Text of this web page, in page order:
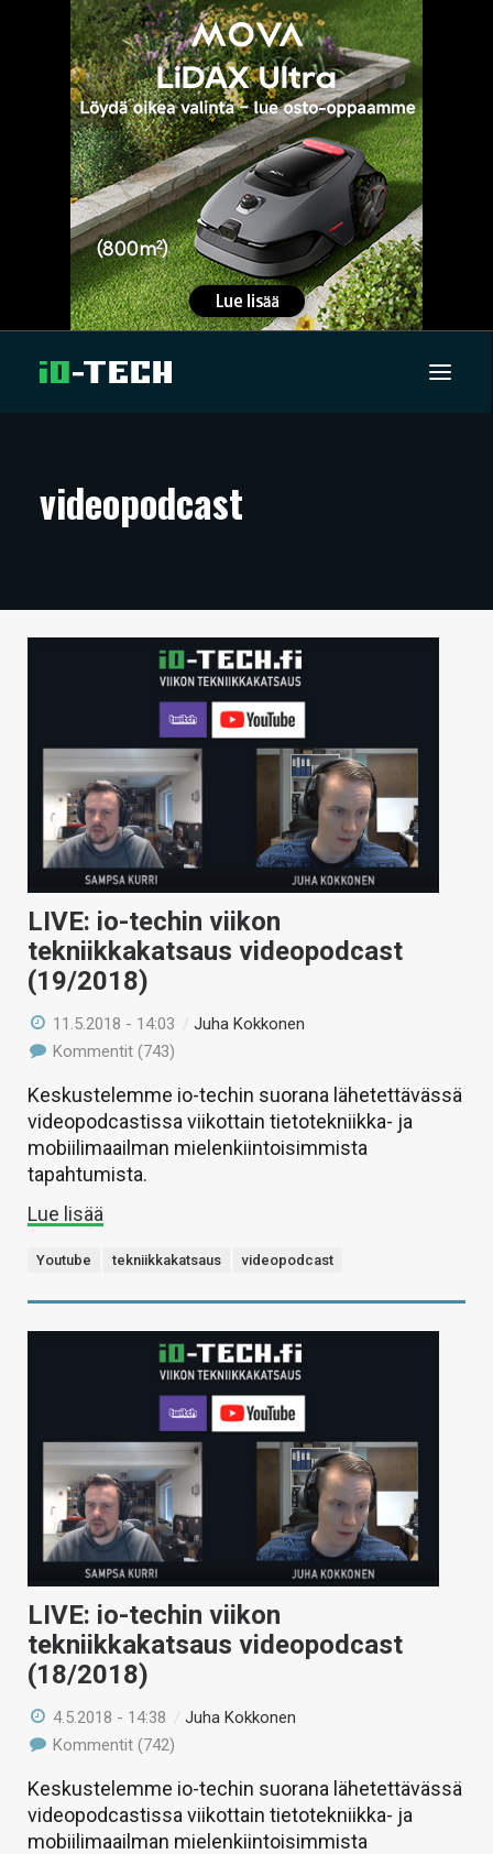
ARTIKKELIT
TECHBBS
KAUPPA
VAIHDA TEEMA
HAKU
videopodcast
LIVE: io-techin viikon
tekniikkakatsaus videopodcast
(19/2018)
11.5.2018 - 14:03 /Juha Kokkonen
Kommentit (743)
Keskustelemme io-techin suorana lähetettävässä
videopodcastissa viikottain tietotekniikka- ja
mobiilimaailman mielenkiintoisimmista
tapahtumista.
Lue lisää
Youtube tekniikkakatsaus videopodcast
LIVE: io-techin viikon
tekniikkakatsaus videopodcast
(18/2018)
4.5.2018 - 14:38 /Juha Kokkonen
Kommentit (742)
Keskustelemme io-techin suorana lähetettävässä
videopodcastissa viikottain tietotekniikka- ja
mobiilimaailman mielenkiintoisimmista